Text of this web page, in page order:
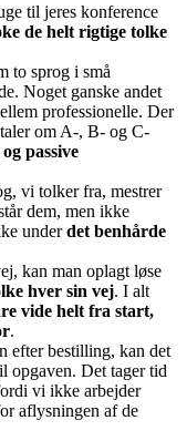
til jeres konference
de helt rigtige tolke
to sprog i små
Noget ganske andet
professionelle. Der
om A-, B- og C-
passive
vi tolker fra, mestrer
dem, men ikke
underdet benhårde
kan man oplagt løse
hver sin vej. I alt
vide helt fra start,
.
efter bestilling, kan det
opgaven. Det tager tid
vi ikke arbejder
aflysningen af de